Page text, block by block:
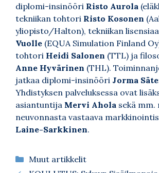
diplomi-insinööri Risto Aurola
tekniikan tohtori Risto Kosonen
yliopisto/Halton), tekniikan
Vuolle (EQUA Simulation Finland
tohtori Heidi Salonen (TTL) ja
Anne Hyvärinen (THL).
jatkaa diplomi-insinööri Jorma
Yhdistyksen palveluksessa ovat
asiantuntija Mervi Ahola sekä
neuvonnasta vastaava
Laine-Sarkkinen.
Kategoriat
Muut artikkelit